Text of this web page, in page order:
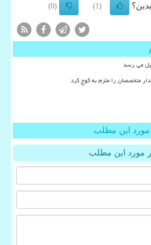
(1)
(0)
می رسد
متخصصان را ملزم به کوچ کرد
مورد این مطلب
مورد این مطلب